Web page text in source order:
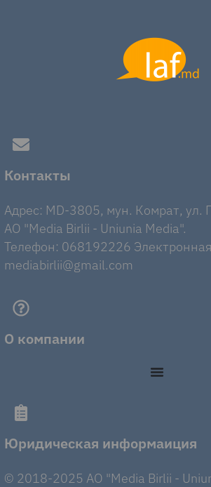
Контакты
Адрес: MD-3805, мун. Комрат, ул.
AO "Media Birlii - Uniunia Media".
Телефон: 068192226
mediabirlii@gmail.com
О компании
Юридическая информаиция
© 2018-2025 AO "Media Birlii -